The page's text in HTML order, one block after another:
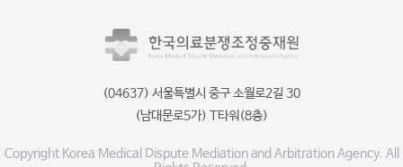
(04637) 서울특별시 중구 소월로2길 30
(남대문로5가) T타워(8층)
Copyright Korea Medical Dispute Mediation and Arbitration Agency. All